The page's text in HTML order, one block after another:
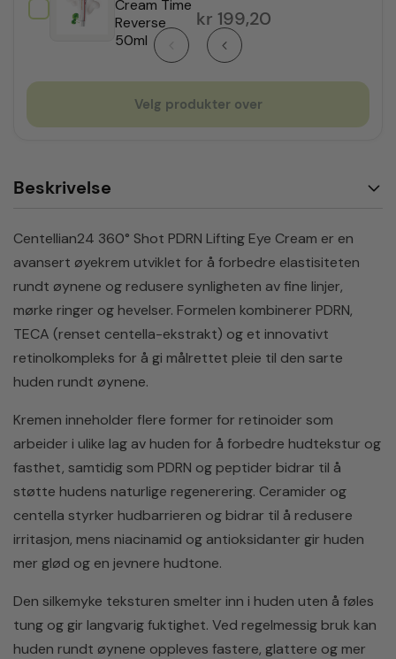
Cream Time
Reverse
50ml
kr 199,20
Velg produkter over
Beskrivelse
Centellian24 360° Shot PDRN Lifting Eye Cream er en
avansert øyekrem utviklet for å forbedre elastisiteten
rundt øynene og redusere synligheten av fine linjer,
mørke ringer og hevelser. Formelen kombinerer PDRN,
TECA (renset centella-ekstrakt) og et innovativt
retinolkompleks for å gi målrettet pleie til den sarte
huden rundt øynene.
Kremen inneholder flere former for retinoider som
arbeider i ulike lag av huden for å forbedre hudtekstur og
fasthet, samtidig som PDRN og peptider bidrar til å
støtte hudens naturlige regenerering. Ceramider og
centella styrker hudbarrieren og bidrar til å redusere
irritasjon, mens niacinamid og antioksidanter gir huden
mer glød og en jevnere hudtone.
Den silkemyke teksturen smelter inn i huden uten å føles
tung og gir langvarig fuktighet. Ved regelmessig bruk kan
huden rundt øynene oppleves fastere, glattere og mer